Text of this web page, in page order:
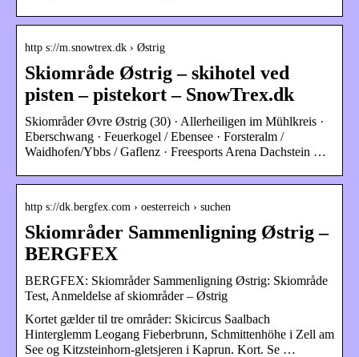
http s://m.snowtrex.dk › Østrig
Skiområde Østrig – skihotel ved
pisten – pistekort – SnowTrex.dk
Skiområder Øvre Østrig (30) · Allerheiligen im Mühlkreis ·
Eberschwang · Feuerkogel / Ebensee · Forsteralm /
Waidhofen/Ybbs / Gaflenz · Freesports Arena Dachstein …
http s://dk.bergfex.com › oesterreich › suchen
Skiområder Sammenligning Østrig –
BERGFEX
BERGFEX: Skiområder Sammenligning Østrig: Skiområde
Test, Anmeldelse af skiområder – Østrig
Kortet gælder til tre områder: Skicircus Saalbach
Hinterglemm Leogang Fieberbrunn, Schmittenhöhe i Zell am
See og Kitzsteinhorn-gletsjeren i Kaprun. Kort. Se …